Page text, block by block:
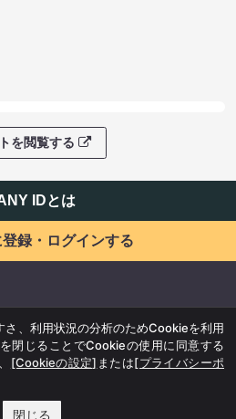
を閲覧する
IDとは
録・ログインする
さ、利用状況の分析のためCookieを利用
閉じることでCookieの使用に同意する
[Cookieの設定] または[プライバシーポ
閉じる